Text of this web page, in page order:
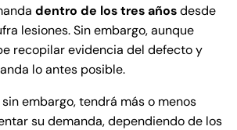
dentro de los tres añosdesde
lesiones. Sin embargo, aunque
recopilar evidencia del defecto y
lo antes posible.
sin embargo, tendrá más o menos
su demanda, dependiendo de los